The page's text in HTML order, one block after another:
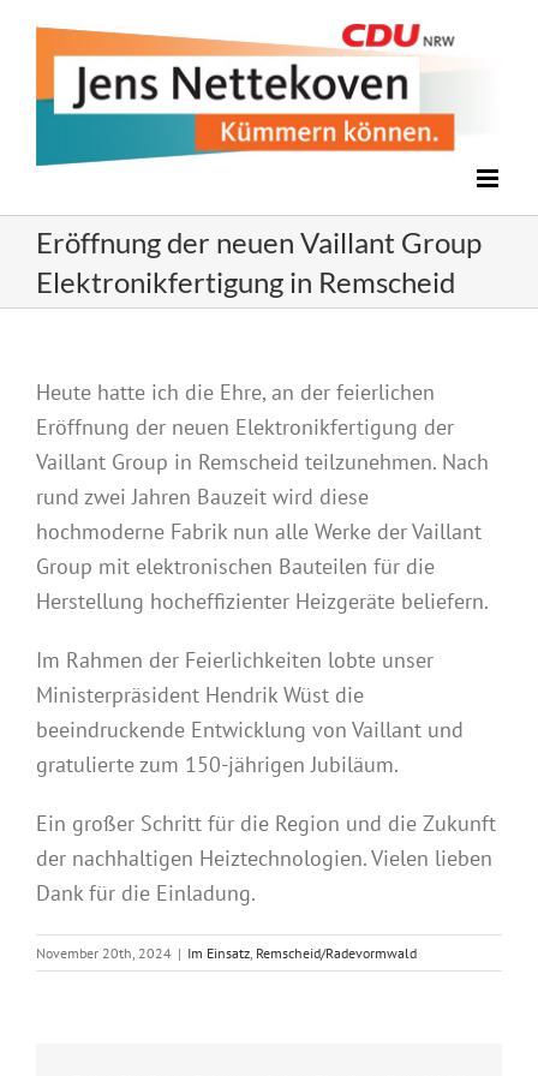
Eröffnung der neuen Vaillant Group
Elektronikfertigung in Remscheid
Heute hatte ich die Ehre, an der feierlichen
Eröffnung der neuen Elektronikfertigung der
Vaillant Group in Remscheid teilzunehmen. Nach
rund zwei Jahren Bauzeit wird diese
hochmoderne Fabrik nun alle Werke der Vaillant
Group mit elektronischen Bauteilen für die
Herstellung hocheffizienter Heizgeräte beliefern.
Im Rahmen der Feierlichkeiten lobte unser
Ministerpräsident Hendrik Wüst die
beeindruckende Entwicklung von Vaillant und
gratulierte zum 150-jährigen Jubiläum.
Ein großer Schritt für die Region und die Zukunft
der nachhaltigen Heiztechnologien. Vielen lieben
Dank für die Einladung.
November 20th, 2024 | Im Einsatz, Remscheid/Radevormwald